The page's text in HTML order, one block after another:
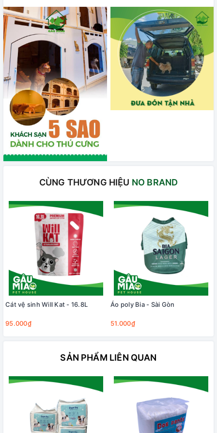
CÙNG THƯƠNG HIỆU NO BRAND
Cát vệ sinh Will Kat - 16.8L
95.000₫
Áo poly Bia - Sài Gòn
51.000₫
SẢN PHẨM LIÊN QUAN